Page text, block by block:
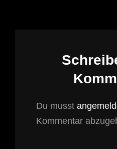
Du musst
Kommentar